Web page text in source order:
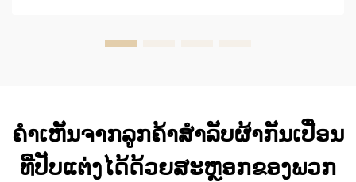
ຄຳເຫັນຈາກລູກຄ້າສຳລັບຜ້າກັນເປື່ອນ
ທີ່ປັບແຕ່ງໄດ້ດ້ວຍສະຫຼອກຂອງພວກ